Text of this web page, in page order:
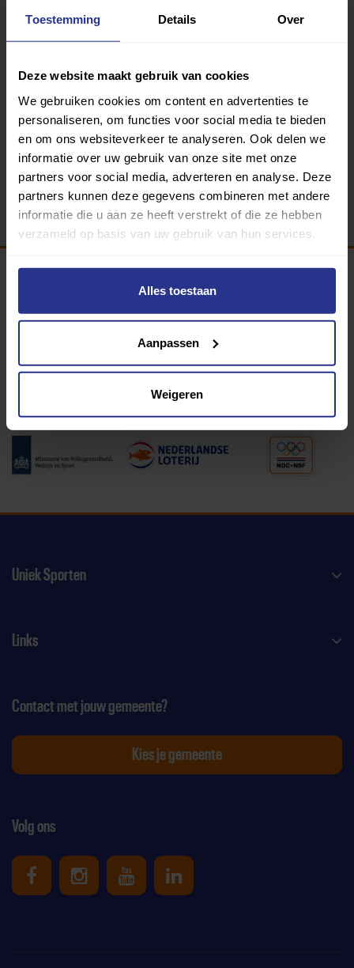
Toestemming Details Over
Deze website maakt gebruik van cookies
We gebruiken cookies om content en advertenties te
personaliseren, om functies voor social media te bieden
en om ons websiteverkeer te analyseren. Ook delen we
informatie over uw gebruik van onze site met onze
partners voor social media, adverteren en analyse. Deze
partners kunnen deze gegevens combineren met andere
informatie die u aan ze heeft verstrekt of die ze hebben
verzameld op basis van uw gebruik van hun services.
Alles toestaan
Aanpassen
Weigeren
Yoga
Victorie Plaza Sport & Wellness
Terug
340 gemeenten
Uniek Sporten
Links
Volg ons
Uniek Sporten op Facebook
Uniek Sporten op Instagram
Uniek Sporten op Youtube
Uniek Sporten op
Contact met jouw gemeente?
Kies je gemeente